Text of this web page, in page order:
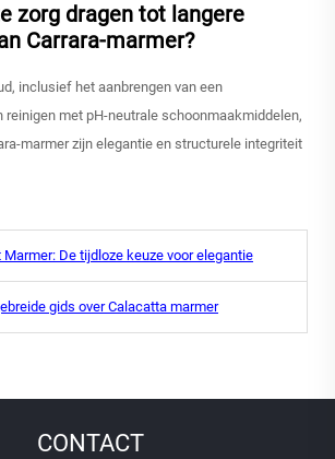
zorg dragen tot langere
Carrara-marmer?
inclusief het aanbrengen van een
reinigen met pH-neutrale schoonmaakmiddelen,
marmer zijn elegantie en structurele integriteit
Marmer: De tijdloze keuze voor elegantie
gids over Calacatta marmer
CONTACT